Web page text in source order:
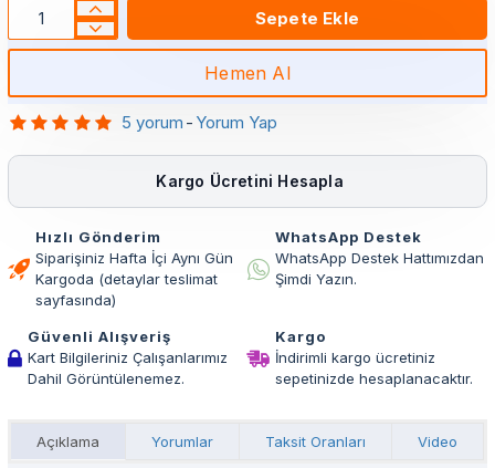
5 yorum - Yorum Yap
Sepete Ekle
Hemen Al
Kargo Ücretini Hesapla
Hızlı Gönderim
Siparişiniz Hafta İçi Aynı Gün
Kargoda (detaylar teslimat
sayfasında)
WhatsApp Destek
WhatsApp Destek Hattımızdan
Şimdi Yazın.
Güvenli Alışveriş
Kart Bilgileriniz Çalışanlarımız
Dahil Görüntülenemez.
Kargo
İndirimli kargo ücretiniz
sepetinizde hesaplanacaktır.
Açıklama Yorumlar Taksit Oranları Video